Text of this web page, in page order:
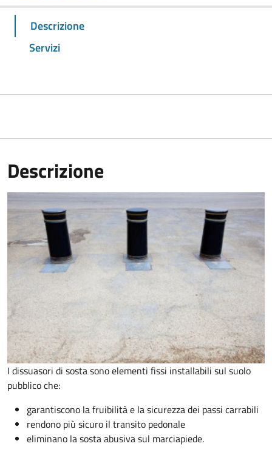
Descrizione
Servizi
Descrizione
I dissuasori di sosta sono elementi fissi installabili sul suolo
pubblico che:
garantiscono la fruibilità e la sicurezza dei passi carrabili
rendono più sicuro il transito pedonale
eliminano la sosta abusiva sul marciapiede.